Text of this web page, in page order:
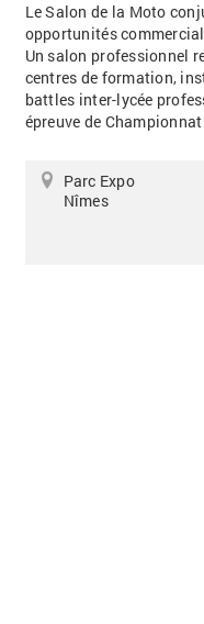
Le Salon de la Moto
opportunités
Un salon professionnel
centres de formation,
battles inter-lycée
épreuve de
Parc Expo
Nîmes